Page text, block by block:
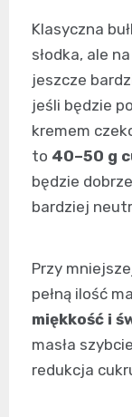
Klasyczna
słodka, ale
jeszcze
jeśli będzie
kremem
to 40–50 g
będzie
bardziej
Przy
pełną ilość
miękkość i
masła
redukcja